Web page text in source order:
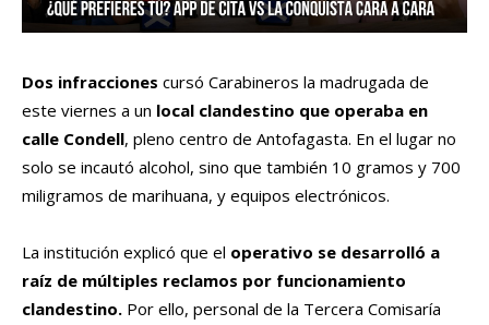
Dos infracciones cursó Carabineros la madrugada de
este viernes a un local clandestino que operaba en
calle Condell, pleno centro de Antofagasta. En el lugar no
solo se incautó alcohol, sino que también 10 gramos y 700
miligramos de marihuana, y equipos electrónicos.
La institución explicó que el operativo se desarrolló a
raíz de múltiples reclamos por funcionamiento
clandestino. Por ello, personal de la Tercera Comisaría